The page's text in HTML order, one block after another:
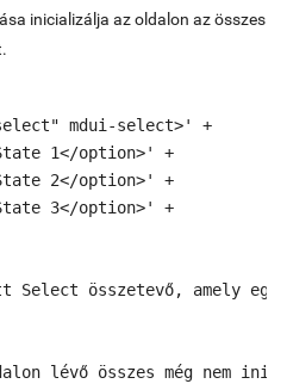
inicializálja az oldalon az összes
mdui-select>' +
1</option>' +
2</option>' +
3</option>' +
Select összetevő, amely
lévő összes még nem